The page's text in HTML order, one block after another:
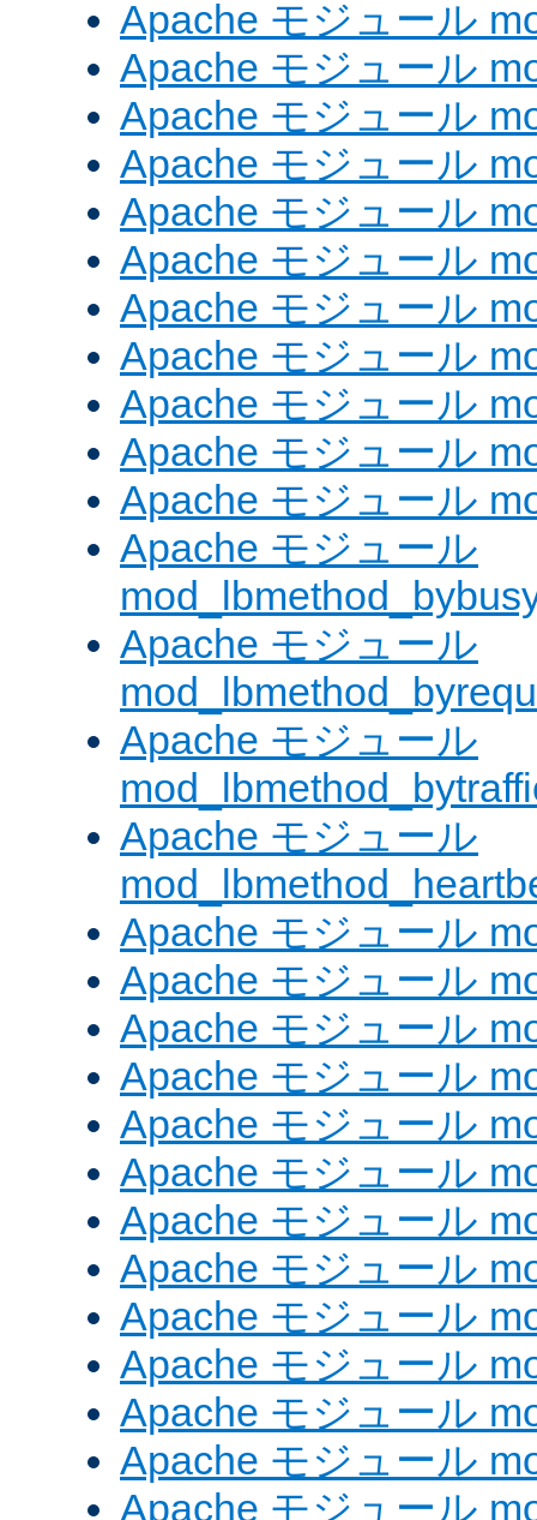
Apache モジュール
Apache モジュール
Apache モジュール
Apache モジュール
Apache モジュール
Apache モジュール
Apache モジュール
Apache モジュール
Apache モジュール
Apache モジュール
Apache モジュール
Apache モジュール
Apache モジュール
Apache モジュール
Apache モジュール
Apache モジュール
Apache モジュール
Apache モジュール
Apache モジュール
Apache モジュール
Apache モジュール
Apache モジュール
Apache モジュール
Apache モジュール
Apache モジュール
Apache モジュール
Apache モジュール
Apache モジュール